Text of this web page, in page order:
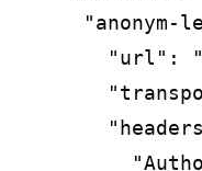
"anonym-
"url":